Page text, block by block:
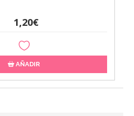
1,20€
AÑADIR